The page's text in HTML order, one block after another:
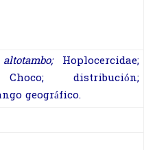
Hoplocercidae;
distribución;
geográfico.